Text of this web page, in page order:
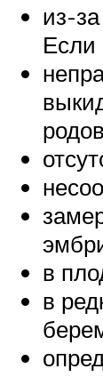
из-
Если
в
в